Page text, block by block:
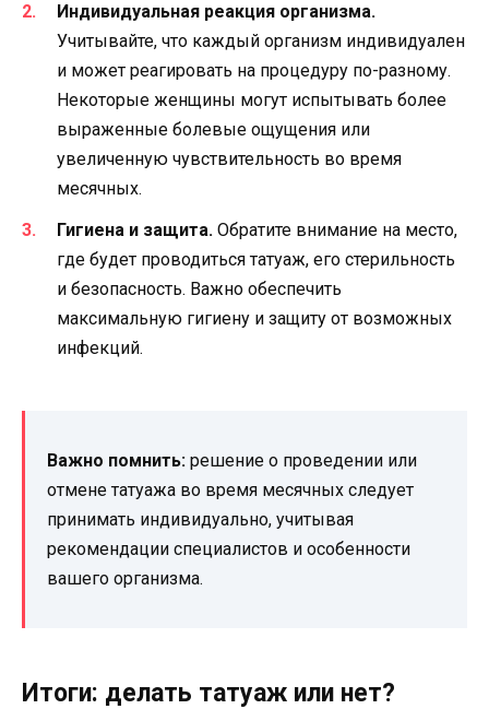
Индивидуальная реакция организма.
Учитывайте, что каждый организм индивидуален
и может реагировать на процедуру по-разному.
Некоторые женщины могут испытывать более
выраженные болевые ощущения или
увеличенную чувствительность во время
месячных.
Гигиена и защита. Обратите внимание на место,
где будет проводиться татуаж, его стерильность
и безопасность. Важно обеспечить
максимальную гигиену и защиту от возможных
инфекций.
Важно помнить: решение о проведении или
отмене татуажа во время месячных следует
принимать индивидуально, учитывая
рекомендации специалистов и особенности
вашего организма.
Итоги: делать татуаж или нет?